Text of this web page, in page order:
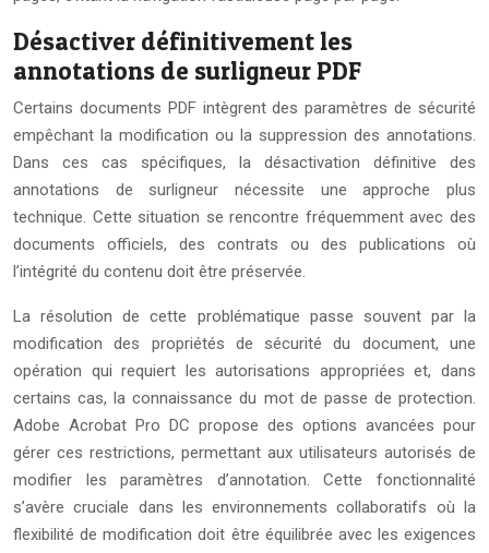
Désactiver définitivement les
annotations de surligneur PDF
Certains documents PDF intègrent des paramètres de sécurité
empêchant la modification ou la suppression des annotations.
Dans ces cas spécifiques, la désactivation définitive des
annotations de surligneur nécessite une approche plus
technique. Cette situation se rencontre fréquemment avec des
documents officiels, des contrats ou des publications où
l’intégrité du contenu doit être préservée.
La résolution de cette problématique passe souvent par la
modification des propriétés de sécurité du document, une
opération qui requiert les autorisations appropriées et, dans
certains cas, la connaissance du mot de passe de protection.
Adobe Acrobat Pro DC propose des options avancées pour
gérer ces restrictions, permettant aux utilisateurs autorisés de
modifier les paramètres d’annotation. Cette fonctionnalité
s’avère cruciale dans les environnements collaboratifs où la
flexibilité de modification doit être équilibrée avec les exigences